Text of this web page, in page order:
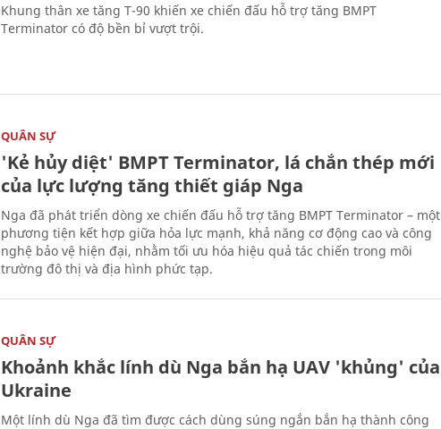
Khung thân xe tăng T-90 khiến xe chiến đấu hỗ trợ tăng BMPT
Terminator có độ bền bỉ vượt trội.
QUÂN SỰ
'Kẻ hủy diệt' BMPT Terminator, lá chắn thép mới
của lực lượng tăng thiết giáp Nga
Nga đã phát triển dòng xe chiến đấu hỗ trợ tăng BMPT Terminator – một
phương tiện kết hợp giữa hỏa lực mạnh, khả năng cơ động cao và công
nghệ bảo vệ hiện đại, nhằm tối ưu hóa hiệu quả tác chiến trong môi
trường đô thị và địa hình phức tạp.
QUÂN SỰ
Khoảnh khắc lính dù Nga bắn hạ UAV 'khủng' của
Ukraine
Một lính dù Nga đã tìm được cách dùng súng ngắn bắn hạ thành công